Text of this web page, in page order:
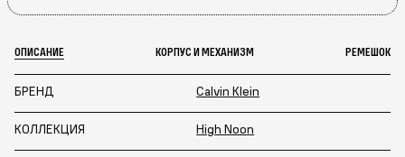
ОПИСАНИЕ КОРПУС И МЕХАНИЗМ РЕМЕШОК
БРЕНД Calvin Klein
КОЛЛЕКЦИЯ High Noon